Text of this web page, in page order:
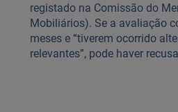
registado na Comissão do
Mobiliários). Se a avaliação
meses e “tiverem ocorrido
relevantes”, pode haver